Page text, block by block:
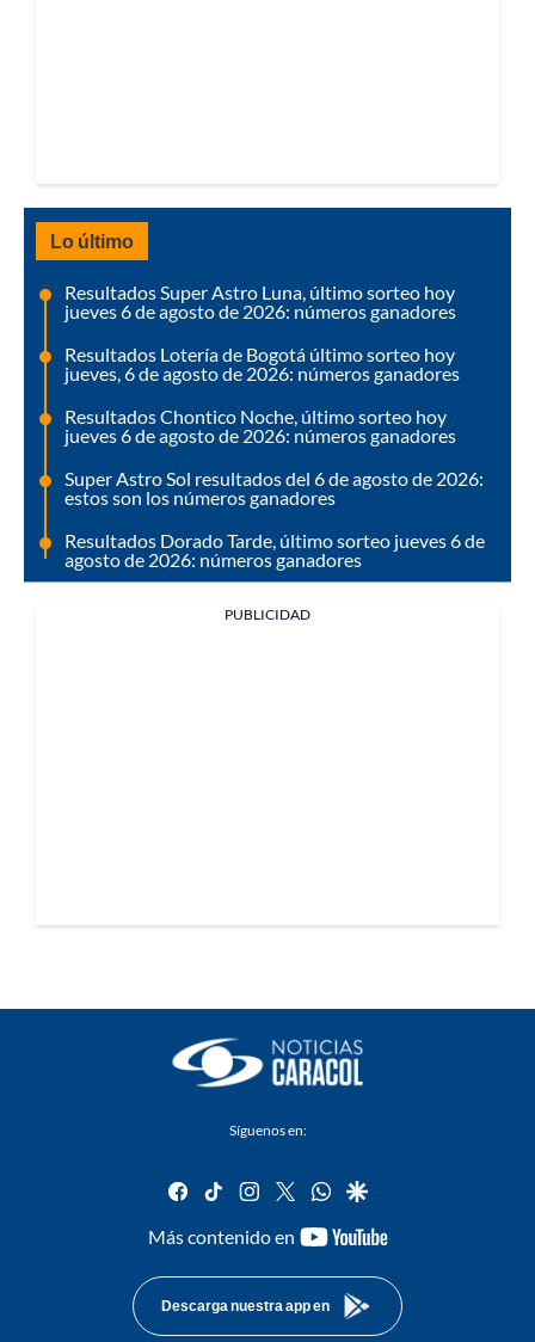
Lo último
Resultados Super Astro Luna, último sorteo hoy
jueves 6 de agosto de 2026: números ganadores
Resultados Lotería de Bogotá último sorteo hoy
jueves, 6 de agosto de 2026: números ganadores
Resultados Chontico Noche, último sorteo hoy
jueves 6 de agosto de 2026: números ganadores
Super Astro Sol resultados del 6 de agosto de 2026:
estos son los números ganadores
Resultados Dorado Tarde, último sorteo jueves 6 de
agosto de 2026: números ganadores
PUBLICIDAD
Síguenos en:
facebook
tiktok instagram
twitterwhatsapp
google
Más contenido en
youtube-
Descarga nuestra app en